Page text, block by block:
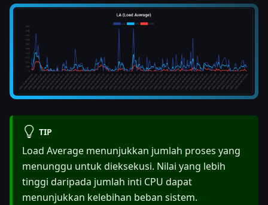
TIP
Load Average menunjukkan jumlah proses yang
menunggu untuk dieksekusi. Nilai yang lebih
tinggi daripada jumlah inti CPU dapat
menunjukkan kelebihan beban sistem.